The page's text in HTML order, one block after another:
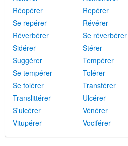
Réopérer
Repérer
Se repérer
Révérer
Réverbérer
Se réverbérer
Sidérer
Stérer
Suggérer
Tempérer
Se tempérer
Tolérer
Se tolérer
Transférer
Translittérer
Ulcérer
S'ulcérer
Vénérer
Vitupérer
Vociférer